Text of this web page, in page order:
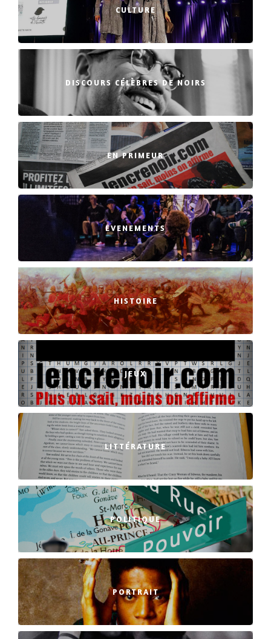
CULTURE
DISCOURS CÉLÈBRES DE NOIRS
EN PRIMEUR
EVENEMENTS
HISTOIRE
JEUX
LITTÉRATURE
POLITIQUE
PORTRAIT